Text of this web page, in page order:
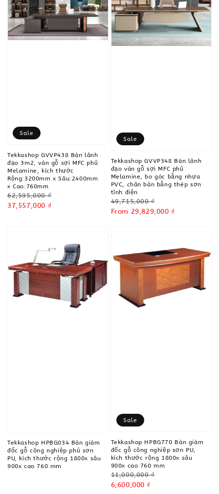
Sale
Tekkashop GVVP438 Bàn lãnh
đạo 3m2, ván gỗ sợi MFC phủ
Melamine, kích thước
Rộng:3200mm x Sâu:2400mm
x Cao:760mm
Regular
price
62,595,000 ₫
Sale
37,557,000 ₫
Sale
Tekkashop GVVP348 Bàn lãnh
đạo ván gỗ sợi MFC phủ
Melamine, bo góc bằng nhựa
PVC, chân bàn bằng thép sơn
tĩnh điện
Regular
price
49,715,000 ₫
Sale
From 29,829,000 ₫
Tekkashop HPBG034 Bàn giám
đốc gỗ công nghiệp phủ sơn
PU, kích thước rộng 1800x sâu
900x cao 760 mm
Sale
Tekkashop HPBG770 Bàn giám
đốc gỗ công nghiệp sơn PU,
kích thước rộng 1800x sâu
900x cao 760 mm
Regular
price
11,000,000 ₫
Sale
6,600,000 ₫